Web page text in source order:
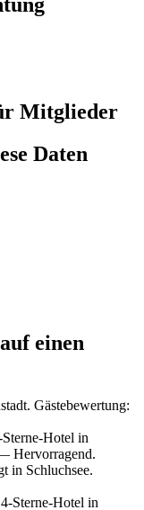
Mitglieder
Daten
einen
Gästebewertung:
Hotel in
Hervorragend.
in Schluchsee.
Sterne-Hotel in